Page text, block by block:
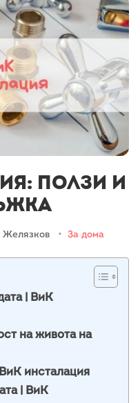
ползи и
Желязков • За дома
| ВиК
на живота на
инсталация
| ВиК